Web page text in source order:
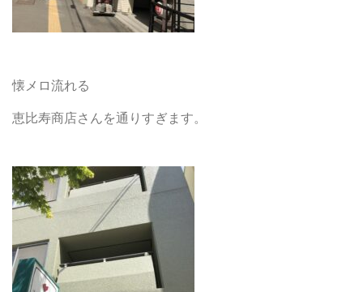
懐メロ流れる
恵比寿商店さんを通りすぎます。